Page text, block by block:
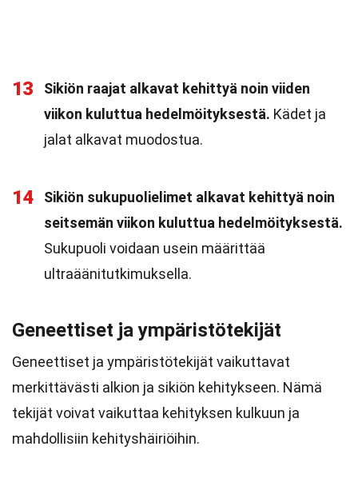
13
Sikiön raajat alkavat kehittyä noin viiden
viikon kuluttua hedelmöityksestä. Kädet ja
jalat alkavat muodostua.
14
Sikiön sukupuolielimet alkavat kehittyä noin
seitsemän viikon kuluttua hedelmöityksestä.
Sukupuoli voidaan usein määrittää
ultraäänitutkimuksella.
Geneettiset ja ympäristötekijät
Geneettiset ja ympäristötekijät vaikuttavat
merkittävästi alkion ja sikiön kehitykseen. Nämä
tekijät voivat vaikuttaa kehityksen kulkuun ja
mahdollisiin kehityshäiriöihin.